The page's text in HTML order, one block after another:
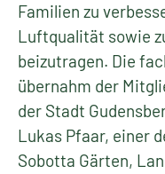
Familien zu
Luftqualität sowie
beizutragen. Die
übernahm der
der Stadt
Lukas Pfaar, einer
Sobotta Gärten,